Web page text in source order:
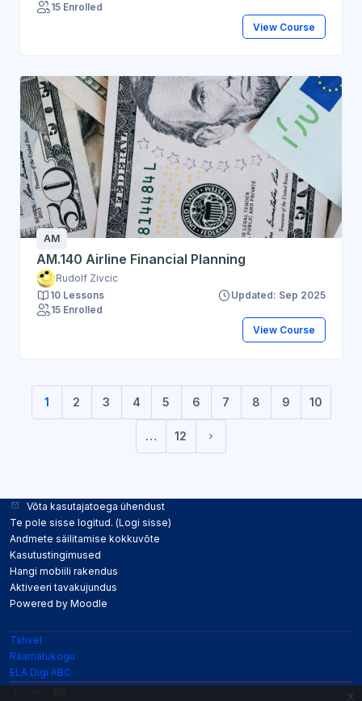
x
15 Enrolled
View Course
AM
AM.140 Airline Financial Planning
Rudolf Zivcic
10 Lessons
Updated: Sep 2025
15 Enrolled
View Course
1
(current)
2 3 4 5 6 7 8 9 10
… 12
Järgmine lehekülg
Võta kasutajatoega ühendust
Te pole sisse logitud. (Logi sisse)
Andmete säilitamise kokkuvõte
Kasutustingimused
Hangi mobiili rakendus
Aktiveeri tavakujundus
Powered by Moodle
Tahvel
Raamatukogu
ELA Digi ABC